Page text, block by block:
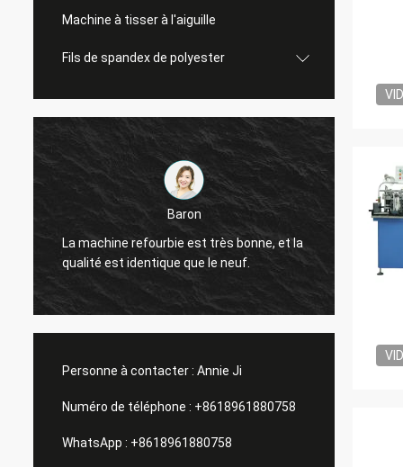
Machine à tisser à l'aiguille
Fils de spandex de polyester
Baron
La machine refourbie est très bonne, et la
qualité est identique que le neuf.
La
très
amis.
Personne à contacter : Annie Ji
Numéro de téléphone : +8618961880758
WhatsApp : +8618961880758